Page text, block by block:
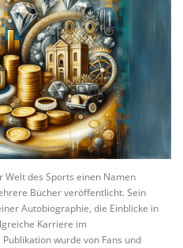
Welt des Sports einen Namen
Bücher veröffentlicht. Sein
Autobiographie, die Einblicke in
Karriere im
wurde von Fans und